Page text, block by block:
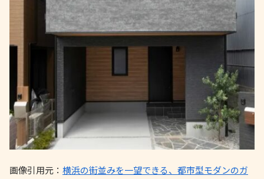
画像引用元： 横浜の街並みを一望できる、都市型モダンのガ